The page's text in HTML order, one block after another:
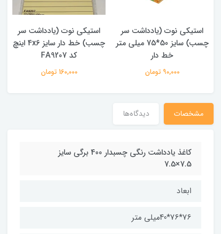
استیکی نوت (یادداشت سر
چسب) سایز 50*75 میلی متر
خط دار
90,000 تومان
استیکی نوت (یادداشت سر
چسب) خط دار سایز 4x6 اینچ
کد FA9207
160,000 تومان
مشخصات دیدگاه‌ها
کاغذ یادداشت رنگی چسبدار 400 برگی سایز
7.5×7.5
ابعاد
76*76*40میلی متر